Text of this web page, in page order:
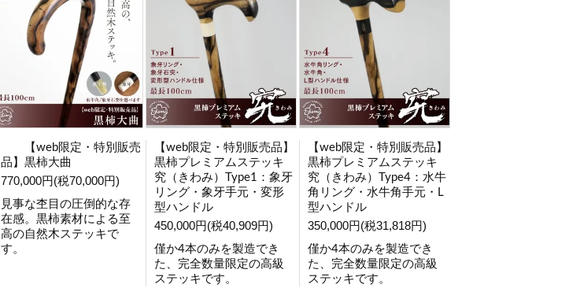
【web限定・特別販売
品】黒柿大曲
770,000円(税70,000円)
見事な杢目の圧倒的な存
在感。黒柿素材による至
高の自然木ステッキで
す。
【web限定・特別販売品】
黒柿プレミアムステッキ
究（きわみ）Type1：象牙
リング・象牙手元・変形
型ハンドル
450,000円(税40,909円)
僅か4本のみを製造でき
た、完全数量限定の高級
ステッキです。
【web限定・特別販売品】
黒柿プレミアムステッキ
究（きわみ）Type4：水牛
角リング・水牛角手元・L
型ハンドル
350,000円(税31,818円)
僅か4本のみを製造でき
た、完全数量限定の高級
ステッキです。